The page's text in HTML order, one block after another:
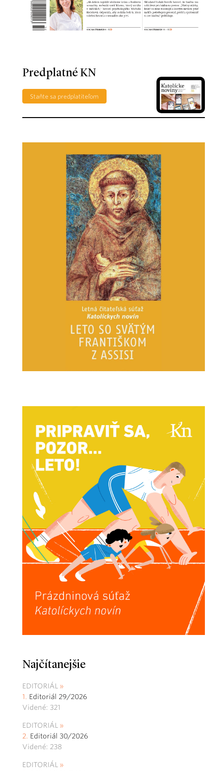
Predplatné KN
Staňte sa predplatiteľom
Najčítanejšie
EDITORIÁL
Editoriál 29/2026
Videné: 321
EDITORIÁL
Editoriál 30/2026
Videné: 238
EDITORIÁL